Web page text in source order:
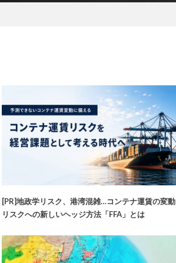
[PR]地政学リスク、港湾混雑…コンテナ運賃の変動
リスクへの新しいヘッジ方法「FFA」とは